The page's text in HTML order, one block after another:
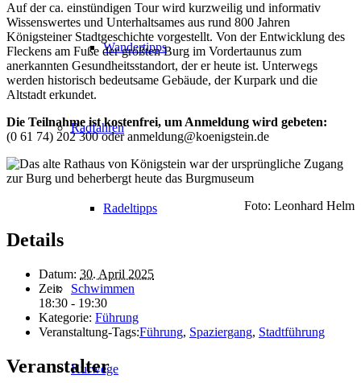
Wandertipps
Radfahren
Radeltipps
Schwimmen
Kurwege
Auf der ca. einstündigen Tour wird kurzweilig und informativ
Wissenswertes und Unterhaltsames aus rund 800 Jahren
Königsteiner Stadtgeschichte vorgestellt. Von der Entwicklung des
Fleckens am Fuße der größten Burg im Vordertaunus zum
anerkannten Gesundheitsstandort, der er heute ist. Unterwegs
werden historisch bedeutsame Gebäude, der Kurpark und die
Altstadt erkundet.
Die Teilnahme ist kostenfrei, um Anmeldung wird gebeten:
(0 61 74) 202 300 oder anmeldung@koenigstein.de
Foto: Leonhard Helm
Details
Datum: 30. April 2025
Zeit:
18:30 - 19:30
Kategorie: Führung
Veranstaltung-Tags:Führung, Spaziergang, Stadtführung
Veranstalter